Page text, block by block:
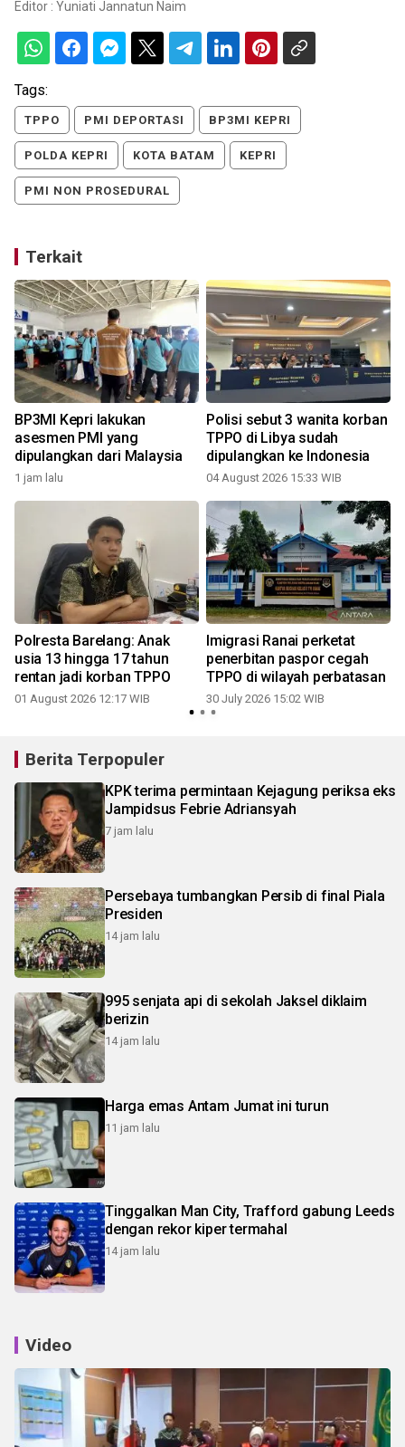
Editor : Yuniati Jannatun Naim
Tags:
TPPO PMI DEPORTASI BP3MI KEPRI
POLDA KEPRI KOTA BATAM KEPRI
PMI NON PROSEDURAL
Terkait
BP3MI Kepri lakukan
asesmen PMI yang
dipulangkan dari Malaysia
1 jam lalu
Polisi sebut 3 wanita korban
TPPO di Libya sudah
dipulangkan ke Indonesia
04 August 2026 15:33 WIB
Polresta Barelang: Anak
usia 13 hingga 17 tahun
rentan jadi korban TPPO
01 August 2026 12:17 WIB
Imigrasi Ranai perketat
penerbitan paspor cegah
TPPO di wilayah perbatasan
30 July 2026 15:02 WIB
Berita Terpopuler
KPK terima permintaan Kejagung periksa eks
Jampidsus Febrie Adriansyah
7 jam lalu
Persebaya tumbangkan Persib di final Piala
Presiden
14 jam lalu
995 senjata api di sekolah Jaksel diklaim
berizin
14 jam lalu
Harga emas Antam Jumat ini turun
11 jam lalu
Tinggalkan Man City, Trafford gabung Leeds
dengan rekor kiper termahal
14 jam lalu
Video